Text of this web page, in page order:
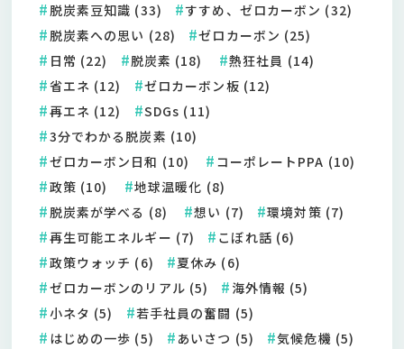
脱炭素豆知識 (33)
すすめ、ゼロカーボン (32)
脱炭素への思い (28)
ゼロカーボン (25)
日常 (22)
脱炭素 (18)
熱狂社員 (14)
省エネ (12)
ゼロカーボン板 (12)
再エネ (12)
SDGs (11)
3分でわかる脱炭素 (10)
ゼロカーボン日和 (10)
コーポレートPPA (10)
政策 (10)
地球温暖化 (8)
脱炭素が学べる (8)
想い (7)
環境対策 (7)
再生可能エネルギー (7)
こぼれ話 (6)
政策ウォッチ (6)
夏休み (6)
ゼロカーボンのリアル (5)
海外情報 (5)
小ネタ (5)
若手社員の奮闘 (5)
はじめの一歩 (5)
あいさつ (5)
気候危機 (5)